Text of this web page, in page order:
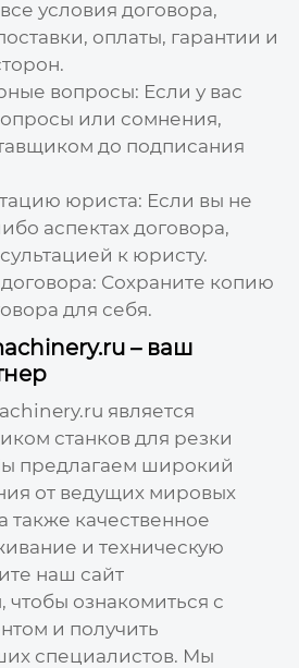
условия договора,
оплаты, гарантии и
вопросы: Если у вас
или сомнения,
до подписания
юриста: Если вы не
аспектах договора,
к юристу.
Сохраните копию
для себя.
– ваш
является
станков для резки
предлагаем широкий
от ведущих мировых
также качественное
и техническую
наш сайт
, чтобы ознакомиться с
и получить
специалистов. Мы